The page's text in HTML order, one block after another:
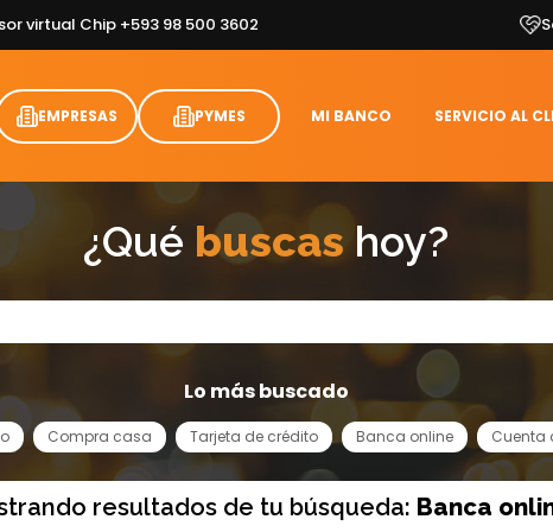
virtual Chip +593 98 500 3602
EMPRESAS PYMES MI BANCO SERVICIO AL
¿Qué buscas hoy?
Lo más buscado
Compra casa Tarjeta de crédito Banca online Cuenta
resultados de tu búsqueda: Banca